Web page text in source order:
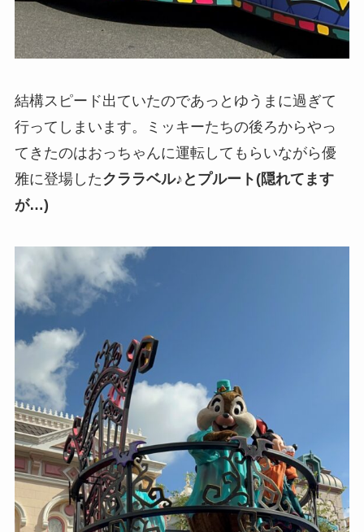
結構スピード出ていたのであっとゆうまに過ぎて
行ってしまいます。ミッキーたちの後ろからやっ
てきたのはおっちゃんに運転してもらいながら優
雅に登場したクララベル♪とプルート(隠れてます
が…)